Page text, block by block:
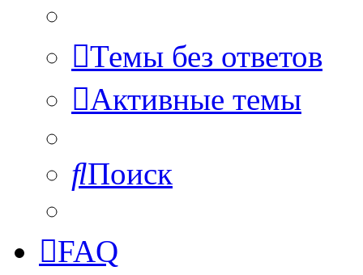
Темы без ответов
Активные темы
Поиск
FAQ